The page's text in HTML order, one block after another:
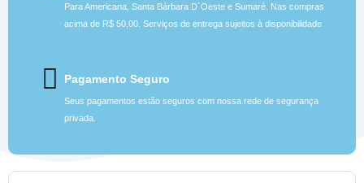
Para Americana, Santa Bárbara D´Oeste e Sumaré. Nas compras
acima de R$ 50,00. Serviços de entrega sujeitos à disponibilidade
Pagamento Seguro
Seus pagamentos estão seguros com nossa rede de segurança
privada.